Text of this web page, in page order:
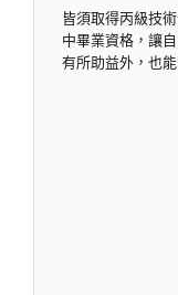
皆須取得丙級技
中畢業資格，讓
有所助益外，也